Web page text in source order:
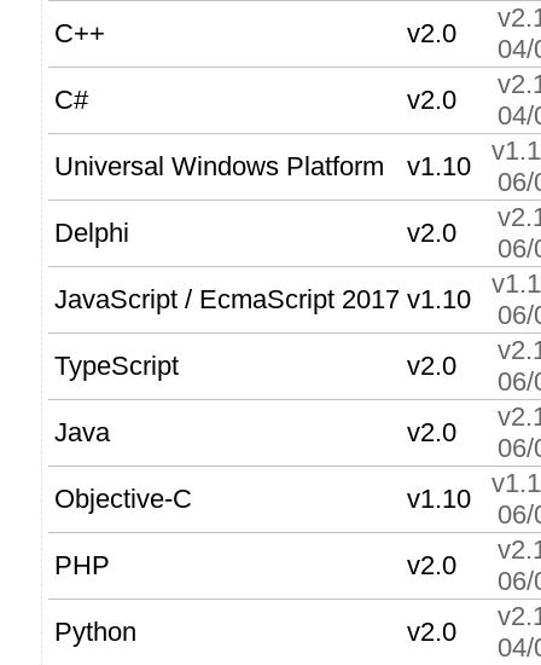
C++
v2.0
04/
C#
v2.0
04/
Universal Windows Platform
v1.10
06/
Delphi
v2.0
06/
JavaScript / EcmaScript 2017 v1.10
06/
TypeScript
v2.0
06/
Java
v2.0
06/
Objective-C
v1.10
06/
PHP
v2.0
06/
Python
v2.0
04/